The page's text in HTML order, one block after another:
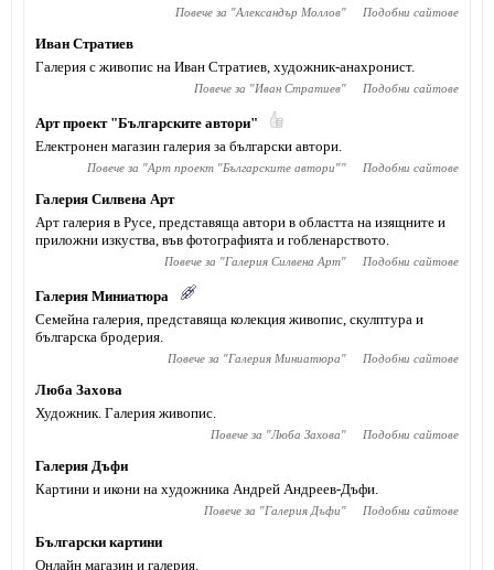
Повече за "Александър Моллов" Подобни сайтове
Иван Стратиев
Галерия с живопис на Иван Стратиев, художник-анахронист.
Повече за "Иван Стратиев" Подобни сайтове
Арт проект "Българските автори"
Електронен магазин галерия за български автори.
Повече за "Арт проект "Българските автори"" Подобни сайтове
Галерия Силвена Арт
Арт галерия в Русе, представяща автори в областта на изящните и
приложни изкуства, във фотографията и гобленарството.
Повече за "Галерия Силвена Арт" Подобни сайтове
Галерия Миниатюра
Семейна галерия, представяща колекция живопис, скулптура и
българска бродерия.
Повече за "Галерия Миниатюра" Подобни сайтове
Люба Захова
Художник. Галерия живопис.
Повече за "Люба Захова" Подобни сайтове
Галерия Дъфи
Картини и икони на художника Андрей Андреев-Дъфи.
Повече за "Галерия Дъфи" Подобни сайтове
Български картини
Онлайн магазин и галерия.